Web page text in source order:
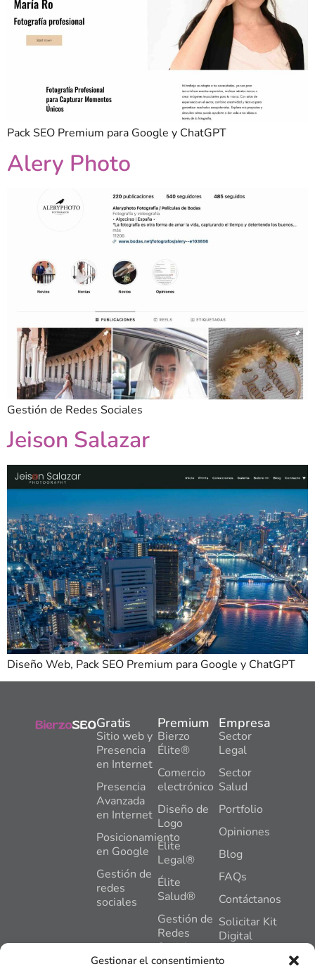
Gestionar el consentimiento
Pack SEO Premium para Google y ChatGPT
Alery Photo
Gestión de Redes Sociales
Jeison Salazar
Diseño Web, Pack SEO Premium para Google y ChatGPT
Gratis
Sitio web y
Presencia
en Internet
Presencia
Avanzada
en Internet
Posicionamiento
en Google
Gestión de
redes
sociales
Premium
Bierzo
Élite®
Comercio
electrónico
Diseño de
Logo
Élite
Legal®
Élite
Salud®
Gestión de
Redes
Sociales
Hosting +
Empresa
Sector
Legal
Sector
Salud
Portfolio
Opiniones
Blog
FAQs
Contáctanos
Solicitar Kit
Digital